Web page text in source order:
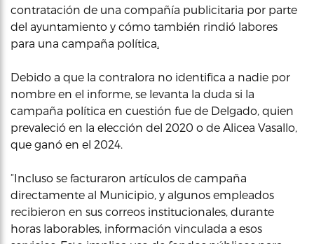
contratación de una compañía publicitaria por parte
del ayuntamiento y cómo también rindió labores
para una campaña política
Debido a que la contralora no identifica a nadie por
nombre en el informe, se levanta la duda si la
campaña política en cuestión fue de Delgado, quien
prevaleció en la elección del 2020 o de Alicea Vasallo,
que ganó en el 2024.
“Incluso se facturaron artículos de campaña
directamente al Municipio, y algunos empleados
recibieron en sus correos institucionales, durante
horas laborables, información vinculada a esos